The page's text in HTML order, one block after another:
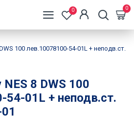
0 0
100 лев.10078100-54-01L + неподв.ст.
8 DWS 100
54-01L + неподв.ст.